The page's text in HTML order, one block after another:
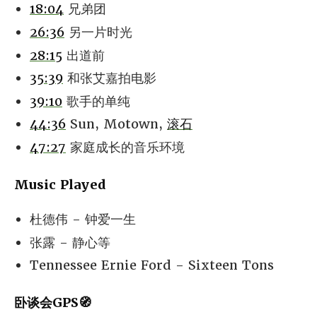
18:04 兄弟团
26:36 另一片时光
28:15 出道前
35:39 和张艾嘉拍电影
39:10 歌手的单纯
44:36 Sun, Motown, 滚石
47:27 家庭成长的音乐环境
Music Played
杜德伟 - 钟爱一生
张露 - 静心等
Tennessee Ernie Ford - Sixteen Tons
卧谈会GPS🧭